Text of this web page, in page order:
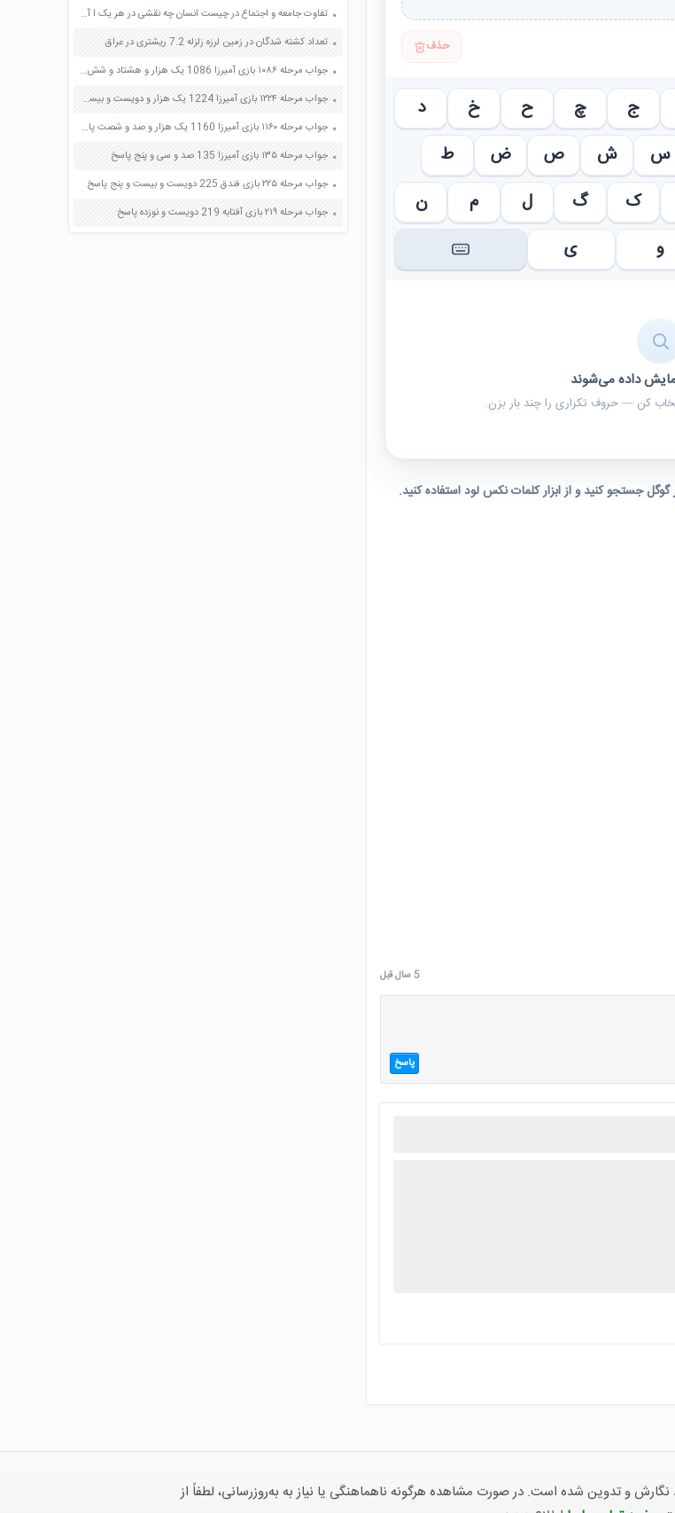
حذف
ج چ ح خ
د
س ش ص ض
ط
ک گ ل م
ن
و ی
داده می‌شوند
کن — حروف تکراری را چند بار بزن.
جستجو کنید و از ابزار کلمات نکس لود استفاده کنید.
5 سال قبل
پاسخ
تفاوت جامعه و اجتماع در چیست انسان چه نقشی در هر یک ا آنها دارند این نقش ها در دنیای مجازی چه تغییری می کنند صفحه 38 کاربرد فناوری های نوین یازدهم
تعداد کشته شدگان در زمین لرزه زلزله 7.2 ریشتری در عراق
جواب مرحله ۱۰۸۶ بازی آمیرزا 1086 یک هزار و هشتاد و شش پاسخ
جواب مرحله ۱۲۲۴ بازی آمیرزا 1224 یک هزار و دویست و بیست و چهار پاسخ
جواب مرحله ۱۱۶۰ بازی آمیرزا 1160 یک هزار و صد و شصت پاسخ
جواب مرحله ۱۳۵ بازی آمیرزا 135 صد و سی و پنج پاسخ
جواب مرحله ۲۲۵ بازی فندق 225 دویست و بیست و پنج پاسخ
جواب مرحله ۲۱۹ بازی آفتابه 219 دویست و نوزده پاسخ
و تدوین شده است. در صورت مشاهده هرگونه ناهماهنگی یا نیاز به به‌روزرسانی، لطفاً از